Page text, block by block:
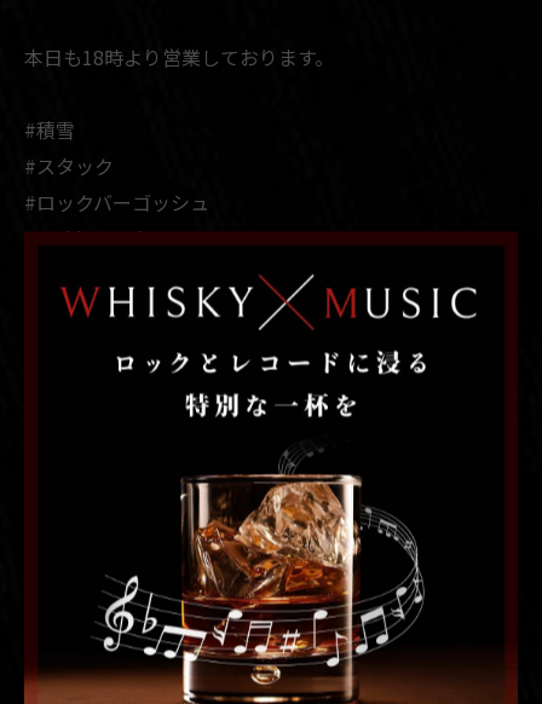
本日も18時より営業しております。
#積雪
#スタック
#ロックバーゴッシュ
#rockbargosh
#札幌バー
#札幌レコードバー
#札幌ミュージックバー
< 前のページ 一覧に戻る 次のページ >